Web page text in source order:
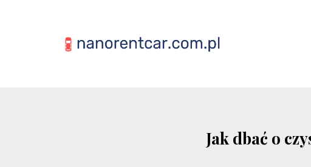
Jak dbać o